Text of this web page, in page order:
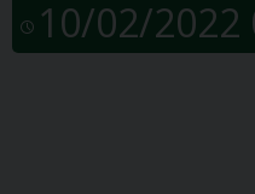
10/02/2022